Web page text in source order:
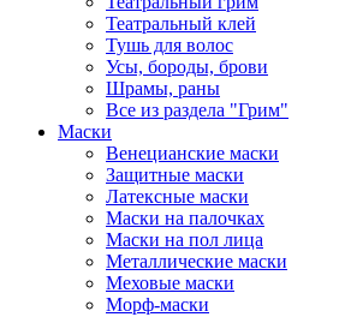
Театральный клей
Тушь для волос
Усы, бороды, брови
Шрамы, раны
Все из раздела "Грим"
Маски
Венецианские маски
Защитные маски
Латексные маски
Маски на палочках
Маски на пол лица
Металлические маски
Меховые маски
Морф-маски